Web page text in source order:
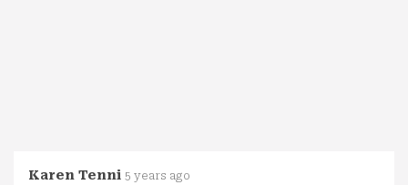
Karen Tenni 5 years ago